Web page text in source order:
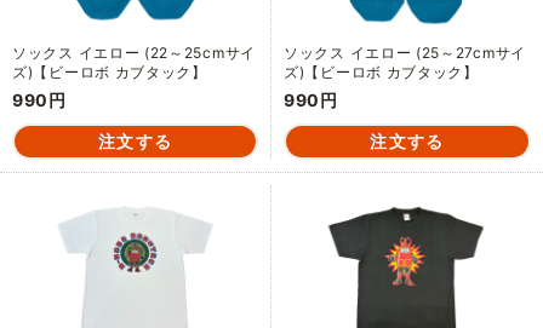
ソックス イエロー (22～25cmサイ
ズ)【ビーロボ カブタック】
990円
ソックス イエロー (25～27cmサイ
ズ)【ビーロボ カブタック】
990円